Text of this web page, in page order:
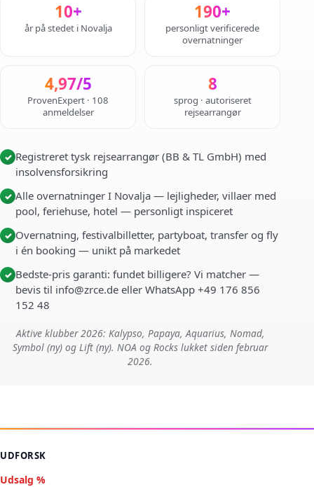
10+
år på stedet i Novalja
190+
personligt verificerede
overnatninger
4,97/5
ProvenExpert · 108
anmeldelser
8
sprog · autoriseret
rejsearrangør
✓ Registreret tysk rejsearrangør (BB & TL GmbH) med
insolvensforsikring
✓ Alle overnatninger I Novalja — lejligheder, villaer med
pool, feriehuse, hotel — personligt inspiceret
✓ Overnatning, festivalbilletter, partyboat, transfer og fly
i én booking — unikt på markedet
✓ Bedste-pris garanti: fundet billigere? Vi matcher —
bevis til info@zrce.de eller WhatsApp +49 176 856
152 48
Aktive klubber 2026: Kalypso, Papaya, Aquarius, Nomad,
Symbol (ny) og Lift (ny). NOA og Rocks lukket siden februar
2026.
UDFORSK
Udsalg %